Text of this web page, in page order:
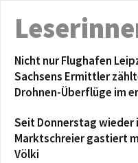
Nicht nur Flughafen
Sachsens Ermittler
Drohnen-Überflüge im
Seit Donnerstag wieder
Marktschreier gastiert
Völki